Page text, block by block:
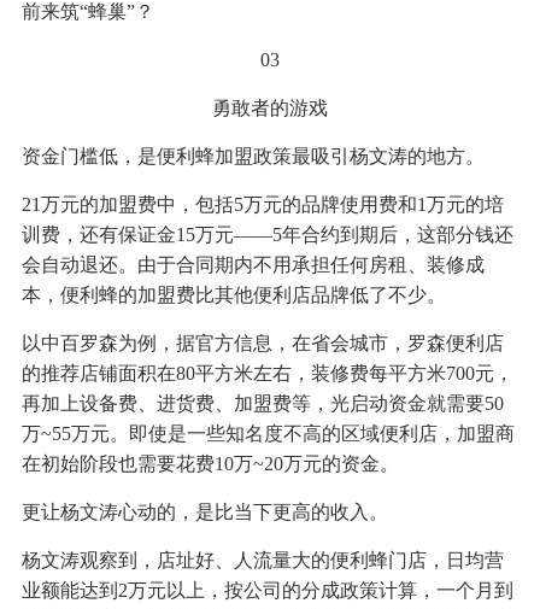
前来筑“蜂巢”？
03
勇敢者的游戏
资金门槛低，是便利蜂加盟政策最吸引杨文涛的地方。
21万元的加盟费中，包括5万元的品牌使用费和1万元的培
训费，还有保证金15万元——5年合约到期后，这部分钱还
会自动退还。由于合同期内不用承担任何房租、装修成
本，便利蜂的加盟费比其他便利店品牌低了不少。
以中百罗森为例，据官方信息，在省会城市，罗森便利店
的推荐店铺面积在80平方米左右，装修费每平方米700元，
再加上设备费、进货费、加盟费等，光启动资金就需要50
万~55万元。即使是一些知名度不高的区域便利店，加盟商
在初始阶段也需要花费10万~20万元的资金。
更让杨文涛心动的，是比当下更高的收入。
杨文涛观察到，店址好、人流量大的便利蜂门店，日均营
业额能达到2万元以上，按公司的分成政策计算，一个月到